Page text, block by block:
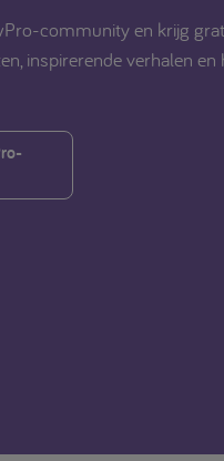
community en krijg
inspirerende verhalen en